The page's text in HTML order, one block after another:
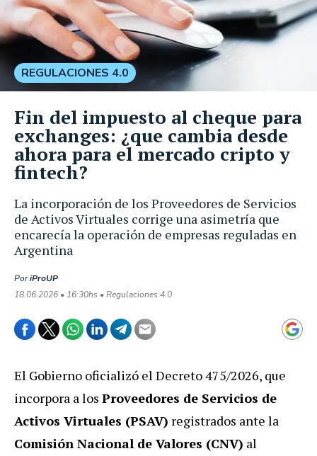
La incorporación de los Proveedores de Servicios
de Activos Virtuales corrige una asimetría que
encarecía la operación de empresas reguladas en
Argentina
PoriProUP
18.06.2026 • 16:30hs • Regulaciones 4.0
REGULACIONES 4.0
Fin del impuesto al cheque para
exchanges: ¿que cambia desde
ahora para el mercado cripto y
fintech?
El Gobierno oficializó el Decreto 475/2026, que
incorpora a los Proveedores de Servicios de
Activos Virtuales (PSAV) registrados ante la
Comisión Nacional de Valores (CNV) al